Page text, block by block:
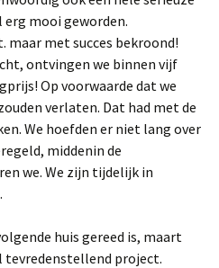
erg mooi geworden.
met succes bekroond!
ontvingen we binnen vijf
Op voorwaarde dat we
verlaten. Dat had met de
We hoefden er niet lang over
middenin de
we. We zijn tijdelijk in
huis gereed is, maart
tevredenstellend project.